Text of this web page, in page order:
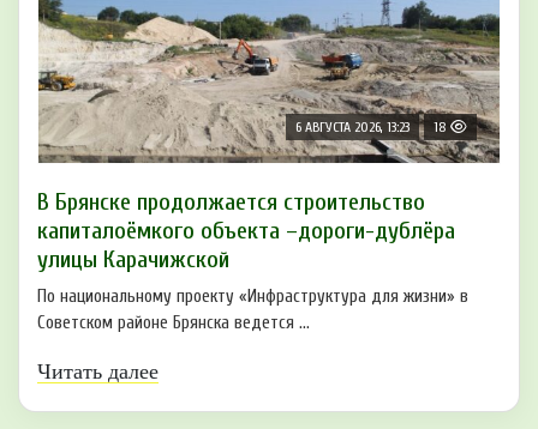
6 АВГУСТА 2026, 13:23 18
В Брянске продолжается строительство
капиталоёмкого объекта –дороги-дублёра
улицы Карачижской
По национальному проекту «Инфраструктура для жизни» в
Советском районе Брянска ведется ...
Читать далее